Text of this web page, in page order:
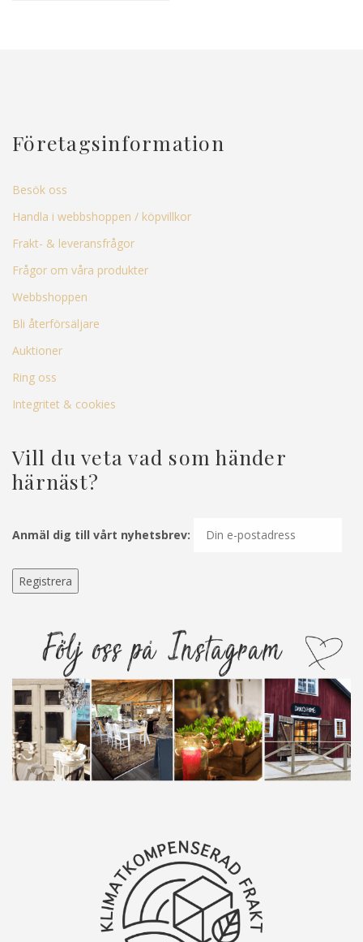
Företagsinformation
Besök oss
Handla i webbshoppen / köpvillkor
Frakt- & leveransfrågor
Frågor om våra produkter
Webbshoppen
Bli återförsäljare
Auktioner
Ring oss
Integritet & cookies
Vill du veta vad som händer
härnäst?
Anmäl dig till vårt nyhetsbrev: